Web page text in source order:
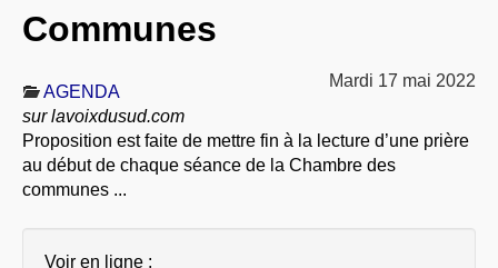
LAICITHÈQUE
À PROPOS
LIBRES OPINIONS
* [ connexion Adhérents ]
Communes
Mardi 17 mai 2022
AGENDA
sur lavoixdusud.com
Proposition est faite de mettre fin à la lecture d’une prière
au début de chaque séance de la Chambre des
communes ...
Voir en ligne :